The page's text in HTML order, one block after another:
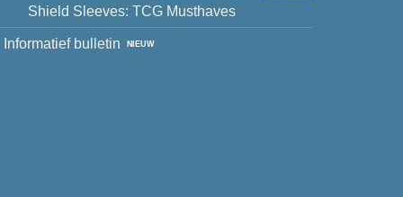
Shield Sleeves: TCG Musthaves
Informatief bulletin